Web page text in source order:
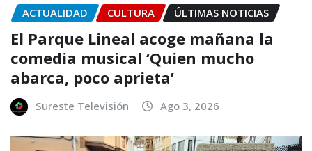
ACTUALIDAD CULTURA ÚLTIMAS NOTICIAS
El Parque Lineal acoge mañana la
comedia musical ‘Quien mucho
abarca, poco aprieta’
Sureste Televisión Ago 3, 2026